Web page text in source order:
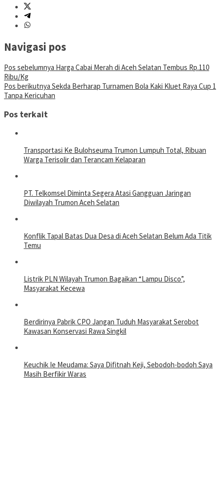
Navigasi pos
Pos sebelumnya Harga Cabai Merah di Aceh Selatan Tembus Rp.110
Ribu/Kg
Pos berikutnya Sekda Berharap Turnamen Bola Kaki Kluet Raya Cup 1
Tanpa Kericuhan
Pos terkait
Transportasi Ke Bulohseuma Trumon Lumpuh Total, Ribuan
Warga Terisolir dan Terancam Kelaparan
PT. Telkomsel Diminta Segera Atasi Gangguan Jaringan
Diwilayah Trumon Aceh Selatan
Konflik Tapal Batas Dua Desa di Aceh Selatan Belum Ada Titik
Temu
Listrik PLN Wilayah Trumon Bagaikan “Lampu Disco”,
Masyarakat Kecewa
Berdirinya Pabrik CPO Jangan Tuduh Masyarakat Serobot
Kawasan Konservasi Rawa Singkil
Keuchik Ie Meudama: Saya Difitnah Keji, Sebodoh-bodoh Saya
Masih Berfikir Waras